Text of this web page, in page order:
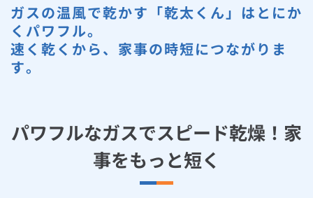
ガス トップ
GAS得プラン
「大阪ガスの都市ガス」への切り替えについて
電気
電気 トップ
電気料金メニュー
お手続きから使用開始までの流れ
ガスと電気の使用中止の申込
さすガねっとのメリット
料金プラン
通信速度測定
まとめプラン紹介
機器・修理トップ
機器
ガスコンロ
ガス炊飯器
バス・洗面
ガス給湯器
リビング・空調
故障診断
エラーコード診断
定額サービス
らく得リース
くらしのサービス
リフォーム・リノベーション トップ
安心・安全
お手続き・サポート
お客さまサポート
業務用・産業用のお客さま 企業情報
ふっくらやわらかな仕上がり
いつでも清潔・安心
かしこく便利な機能が充実
ガスの温風で乾かす「乾太くん」はとにか
くパワフル。
速く乾くから、家事の時短につながりま
す。
パワフルなガスでスピード乾燥！家
事をもっと短く